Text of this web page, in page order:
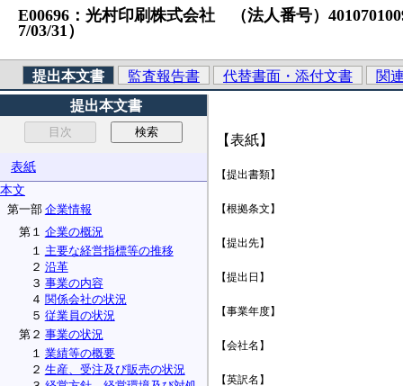
E00696：光村印刷株式会社 （法人番号）
7/03/31）
提出本文書 監査報告書 代替書面・添付文書
関
提出本文書